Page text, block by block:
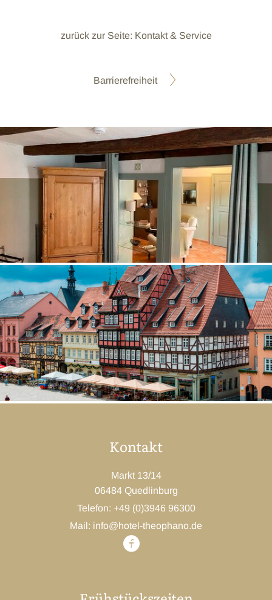
zurück zur Seite: Kontakt & Service
Barrierefreiheit
Kontakt
Markt 13/14
06484 Quedlinburg
Telefon: +49 (0)3946 96300
Mail: info@hotel-theophano.de